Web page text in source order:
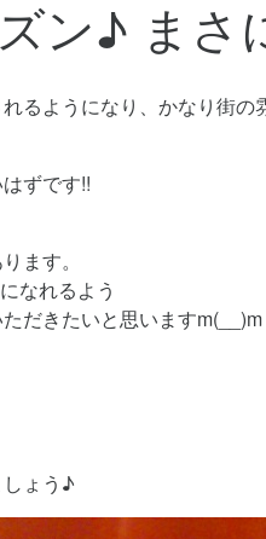
ン♪ まさ
るようになり、かなり街の
ずです!!
ます。
なれるよう
だきたいと思いますm(__)m
ょう♪